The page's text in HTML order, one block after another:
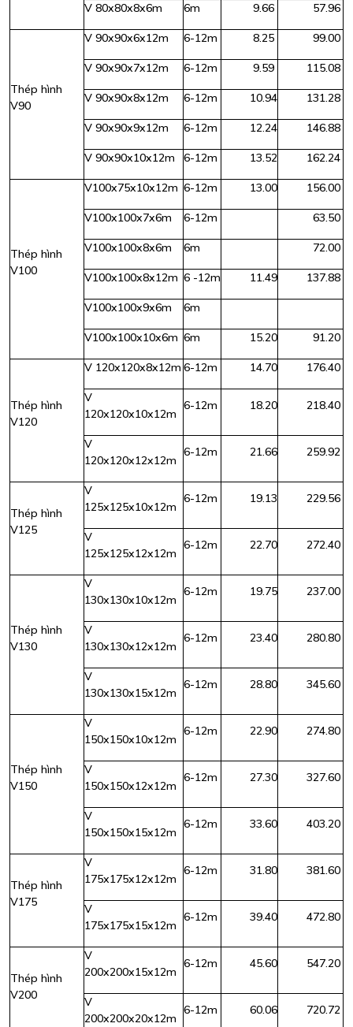
V 80x80x8x6m 6m 9.66 57.96
Thép hình
V90
V 90x90x6x12m 6-12m 8.25 99.00
V 90x90x7x12m 6-12m 9.59 115.08
V 90x90x8x12m 6-12m 10.94 131.28
V 90x90x9x12m 6-12m 12.24 146.88
V 90x90x10x12m 6-12m 13.52 162.24
Thép hình
V100
V100x75x10x12m 6-12m 13.00 156.00
V100x100x7x6m 6-12m 63.50
V100x100x8x6m 6m 72.00
V100x100x8x12m 6 -12m 11.49 137.88
V100x100x9x6m 6m
V100x100x10x6m 6m 15.20 91.20
Thép hình
V120
V 120x120x8x12m 6-12m 14.70 176.40
V
120x120x10x12m
6-12m 18.20 218.40
V
120x120x12x12m
6-12m 21.66 259.92
Thép hình
V125
V
125x125x10x12m
6-12m 19.13 229.56
V
125x125x12x12m
6-12m 22.70 272.40
Thép hình
V130
V
130x130x10x12m
6-12m 19.75 237.00
V
130x130x12x12m
6-12m 23.40 280.80
V
130x130x15x12m
6-12m 28.80 345.60
Thép hình
V150
V
150x150x10x12m
6-12m 22.90 274.80
V
150x150x12x12m
6-12m 27.30 327.60
V
150x150x15x12m
6-12m 33.60 403.20
Thép hình
V175
V
175x175x12x12m
6-12m 31.80 381.60
V
175x175x15x12m
6-12m 39.40 472.80
Thép hình
V200
V
200x200x15x12m
6-12m 45.60 547.20
V
200x200x20x12m
6-12m 60.06 720.72